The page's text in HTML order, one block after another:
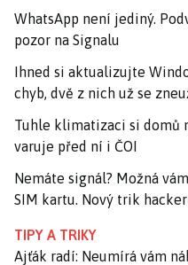
WhatsApp není jediný.
pozor na Signalu
Ihned si aktualizujte
chyb, dvě z nich už se
Tuhle klimatizaci si domů
varuje před ní i ČOI
Nemáte signál? Možná
SIM kartu. Nový trik
TIPY A TRIKY
Ajťák radí: Neumírá vám